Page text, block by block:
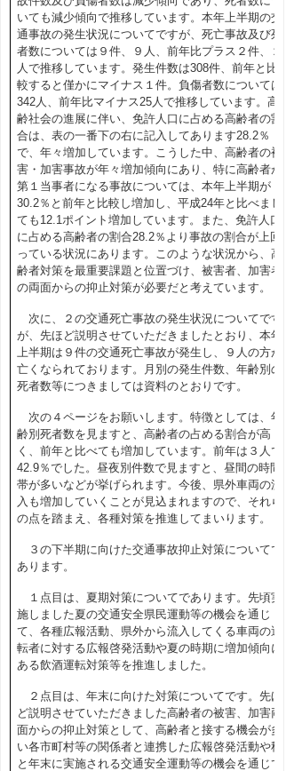
いても減少傾向で推移しています。本年上半期の交
通事故の発生状況についてですが、死亡事故及び死
者数については９件、９人、前年比プラス２件、２
人で推移しています。発生件数は308件、前年と比
較すると僅かにマイナス１件。負傷者数については
342人、前年比マイナス25人で推移しています。高
齢社会の進展に伴い、免許人口に占める高齢者の割
合は、表の一番下の右に記入してあります28.2％
で、年々増加しています。こうした中、高齢者の被
害・加害事故が年々増加傾向にあり、特に高齢者が
第１当事者になる事故については、本年上半期が
30.2％と前年と比較し増加し、平成24年と比べまし
ても12.1ポイント増加しています。また、免許人口
に占める高齢者の割合28.2％より事故の割合が上回
っている状況にあります。このような状況から、高
齢者対策を最重要課題と位置づけ、被害者、加害者
の両面からの抑止対策が必要だと考えています。
次に、２の交通死亡事故の発生状況についてです
が、先ほど説明させていただきましたとおり、本年
上半期は９件の交通死亡事故が発生し、９人の方が
亡くなられております。月別の発生件数、年齢別の
死者数等につきましては資料のとおりです。
次の４ページをお願いします。特徴としては、年
齢別死者数を見ますと、高齢者の占める割合が高
く、前年と比べても増加しています。前年は３人で
42.9％でした。昼夜別件数で見ますと、昼間の時間
帯が多いなどが挙げられます。今後、県外車両の流
入も増加していくことが見込まれますので、それら
の点を踏まえ、各種対策を推進してまいります。
３の下半期に向けた交通事故抑止対策についてで
あります。
１点目は、夏期対策についてであります。先頃実
施しました夏の交通安全県民運動等の機会を通じ
て、各種広報活動、県外から流入してくる車両の運
転者に対する広報啓発活動や夏の時期に増加傾向に
ある飲酒運転対策等を推進しました。
２点目は、年末に向けた対策についてです。先ほ
ど説明させていただきました高齢者の被害、加害両
面からの抑止対策として、高齢者と接する機会が多
い各市町村等の関係者と連携した広報啓発活動や秋
と年末に実施される交通安全運動等の機会を通じて